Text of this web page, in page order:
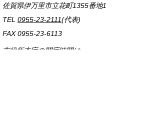
佐賀県伊万里市立花町1355番地1
TEL 0955-23-2111(代表)
FAX 0955-23-6113
市役所本庁の開庁時間は